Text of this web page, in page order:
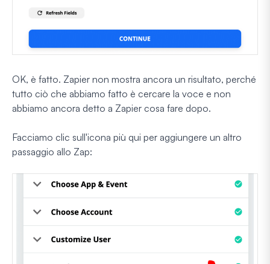
OK, è fatto. Zapier non mostra ancora un risultato, perché
tutto ciò che abbiamo fatto è cercare la voce e non
abbiamo ancora detto a Zapier cosa fare dopo.
Facciamo clic sull'icona più qui per aggiungere un altro
passaggio allo Zap: